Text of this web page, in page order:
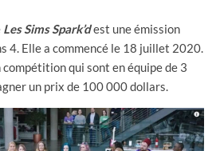
Les Sims Spark’dest une émission
4. Elle a commencé le 18 juillet 2020.
qui sont en équipe de 3
un prix de 100 000 dollars.